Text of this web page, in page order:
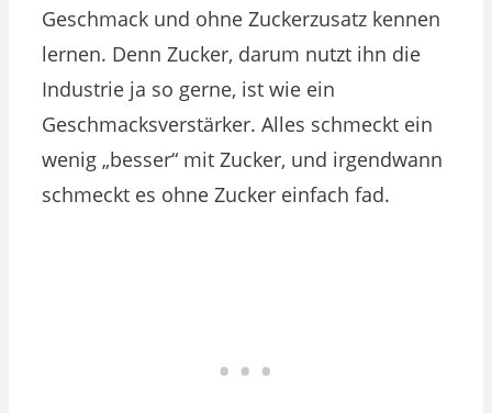
Geschmack und ohne Zuckerzusatz kennen
lernen. Denn Zucker, darum nutzt ihn die
Industrie ja so gerne, ist wie ein
Geschmacksverstärker. Alles schmeckt ein
wenig „besser“ mit Zucker, und irgendwann
schmeckt es ohne Zucker einfach fad.